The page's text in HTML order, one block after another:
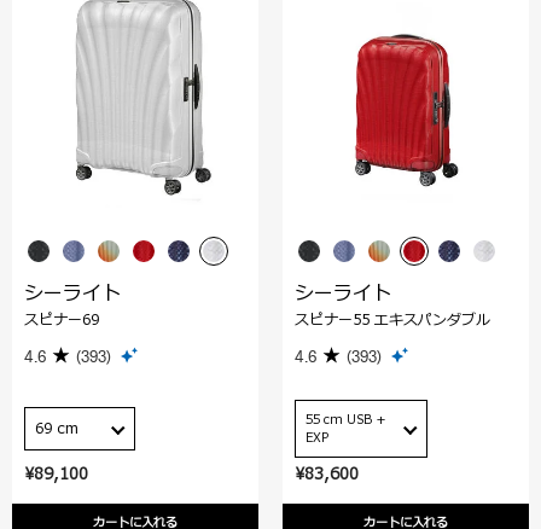
¥89,100
カートに入れる
シーライト
スピナー69
4.6 (393)
69 cm
¥83,600
カートに入れる
シーライト
スピナー55 エキスパンダブル
4.6 (393)
55 cm USB +
EXP